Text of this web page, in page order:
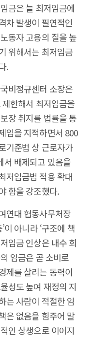
금은 늘 최저임금에
차 발생이 필연적인
동자 고용의 질을 높
위해서는 최저임금
.
비정규센터 소장은
제한해서 최저임금을
장 취지를 법률을 통
임을 지적하면서 800
기준법 상 근로자가
서 배제되고 있음을
저임금법 적용 확대
함을 강조했다.
연대 협동사무처장
이 아니라 ‘구조에 책
임금 인상은 내수 회
임금은 곧 소비로
제를 살리는 동력이
성도 높여 재정의 지
는 사람이 적절한 임
은 없음을 힘주어 말
인 상생으로 이어지